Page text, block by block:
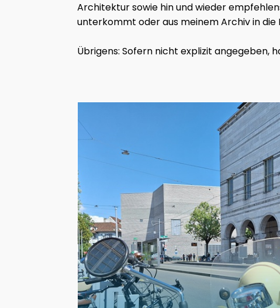
Architektur sowie hin und wieder
unterkommt oder aus meinem Archiv in
Übrigens: Sofern nicht explizit angegeben,